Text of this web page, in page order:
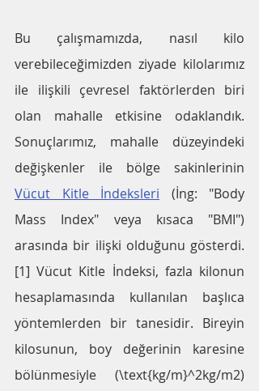
Bu çalışmamızda, nasıl kilo
verebileceğimizden ziyade kilolarımız
ile ilişkili çevresel faktörlerden biri
olan mahalle etkisine odaklandık.
Sonuçlarımız, mahalle düzeyindeki
Vücut Kitle İndeksleri (İng: "Body
Mass Index" veya kısaca "BMI")
arasında bir ilişki olduğunu gösterdi.
[1] Vücut Kitle İndeksi, fazla kilonun
hesaplamasında kullanılan başlıca
yöntemlerden bir tanesidir. Bireyin
kilosunun, boy değerinin karesine
bölünmesiyle (﻿\text{kg/m}^2kg/m2﻿)